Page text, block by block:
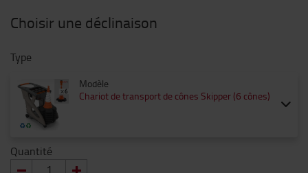
Choisir une déclinaison
Type
Modèle
Chariot de transport de cônes Skipper (6 cônes)
Quantité